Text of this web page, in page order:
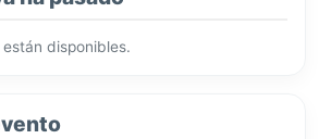
disponibles.